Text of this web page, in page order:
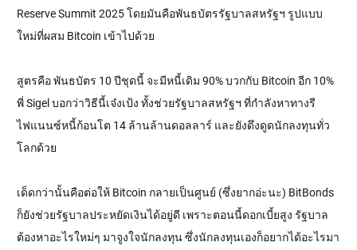
Reserve Summit 2025 โดยมันคือพันธบัตรรัฐบาลสหรัฐฯ รูปแบบ
ใหม่ที่ผสม Bitcoin เข้าไปด้วย
สูตรคือ พันธบัตร 10 ปีชุดนี้ จะมีหนี้เดิม 90% บวกกับ Bitcoin อีก 10%
พี่ Sigel บอกว่าวิธีนี้เจ๋งเป้ง ทั้งช่วยรัฐบาลสหรัฐฯ ที่กำลังหาทางรี
ไฟแนนซ์หนี้ก้อนโต 14 ล้านล้านดอลลาร์ และยังดึงดูดนักลงทุนทั่ว
โลกด้วย
เด็ดกว่านั้นคือต่อให้ Bitcoin กลายเป็นศูนย์ (ซึ่งยากอ่ะนะ) BitBonds
ก็ยังช่วยรัฐบาลประหยัดเงินได้อยู่ดี เพราะตอนนี้ดอกเบี้ยสูง รัฐบาล
ต้องหาอะไรใหม่ๆ มาจูงใจนักลงทุน ซึ่งนักลงทุนเองก็อยากได้อะไรมา